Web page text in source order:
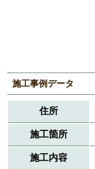
施工事例データ
住所
施工箇所
施工内容